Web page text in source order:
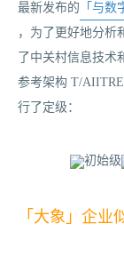
最新发布的 「与
，为了更好地分析
了中关村信息技
参考架构 T/
行了定级：
「大象」企